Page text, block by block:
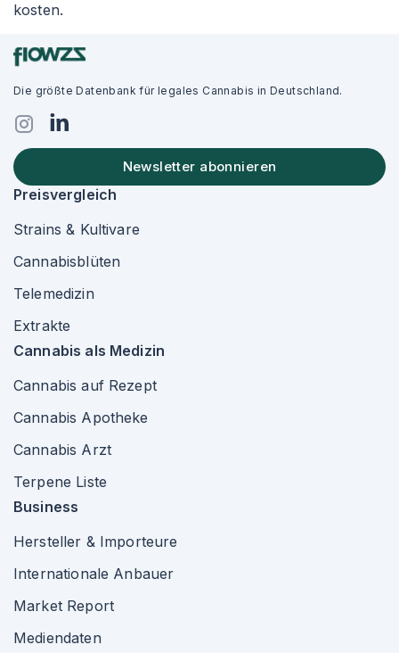
kosten.
Die größte Datenbank für legales Cannabis in Deutschland.
Newsletter abonnieren
Preisvergleich
Strains & Kultivare
Cannabisblüten
Telemedizin
Extrakte
Cannabis als Medizin
Cannabis auf Rezept
Cannabis Apotheke
Cannabis Arzt
Terpene Liste
Business
Hersteller & Importeure
Internationale Anbauer
Market Report
Mediendaten